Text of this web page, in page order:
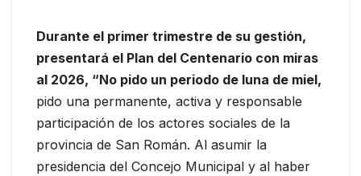
Durante el primer trimestre de su gestión,
presentará el Plan del Centenario con miras
al 2026, “No pido un periodo de luna de miel,
pido una permanente, activa y responsable
participación de los actores sociales de la
provincia de San Román. Al asumir la
presidencia del Concejo Municipal y al haber